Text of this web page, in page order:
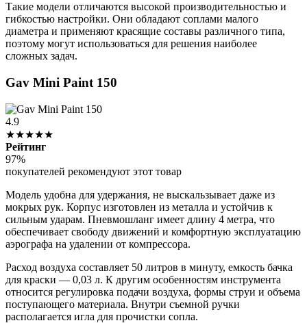
Такие модели отличаются высокой производительностью и
гибкостью настройки. Они обладают соплами малого
диаметра и применяют красящие составы различного типа,
поэтому могут использоваться для решения наиболее
сложных задач.
Gav Mini Paint 150
4.9
★★★★★
Рейтинг
97%
покупателей рекомендуют этот товар
Модель удобна для удержания, не выскальзывает даже из
мокрых рук. Корпус изготовлен из металла и устойчив к
сильным ударам. Пневмошланг имеет длину 4 метра, что
обеспечивает свободу движений и комфортную эксплуатацию
аэрографа на удалении от компрессора.
Расход воздуха составляет 50 литров в минуту, емкость бачка
для краски — 0,03 л. К другим особенностям инструмента
относится регулировка подачи воздуха, формы струи и объема
поступающего материала. Внутри съемной ручки
располагается игла для прочистки сопла.